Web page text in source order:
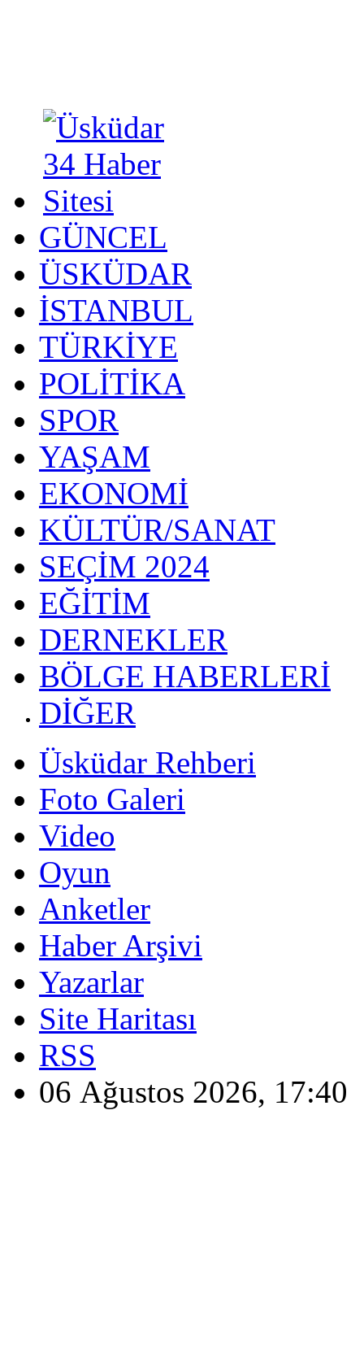
GÜNCEL
ÜSKÜDAR
İSTANBUL
TÜRKİYE
POLİTİKA
SPOR
YAŞAM
EKONOMİ
KÜLTÜR/SANAT
SEÇİM 2024
EĞİTİM
DERNEKLER
BÖLGE HABERLERİ
DİĞER
Üsküdar Rehberi
Foto Galeri
Video
Oyun
Anketler
Haber Arşivi
Yazarlar
Site Haritası
RSS
06 Ağustos 2026, 17:40